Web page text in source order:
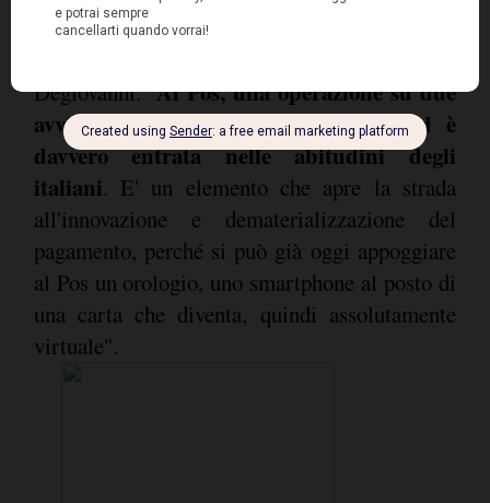
un grande risultato per noi di Mastercard che
Degiovanni. "Al Pos, una operazione su due
avviene già in modalità contactless ed è
davvero entrata nelle abitudini degli
italiani. E' un elemento che apre la strada
all'innovazione e dematerializzazione del
pagamento, perché si può già oggi appoggiare
al Pos un orologio, uno smartphone al posto di
una carta che diventa, quindi assolutamente
virtuale".